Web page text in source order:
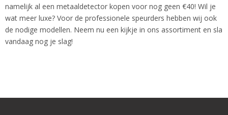
namelijk al een metaaldetector kopen voor nog geen €40! Wil je
wat meer luxe? Voor de professionele speurders hebben wij ook
de nodige modellen. Neem nu een kijkje in ons assortiment en sla
vandaag nog je slag!